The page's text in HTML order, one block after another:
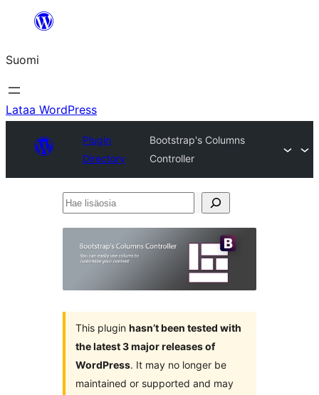
Suomi
Lataa WordPress
Plugin
Directory
Bootstrap's Columns
Controller
Hae
This plugin hasn’t been tested with
the latest 3 major releases of
WordPress. It may no longer be
maintained or supported and may